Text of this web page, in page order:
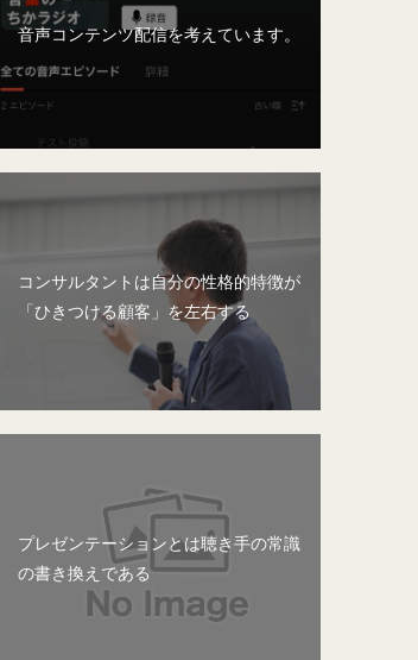
音声コンテンツ配信を考えています。
コンサルタントは自分の性格的特徴が
「ひきつける顧客」を左右する
プレゼンテーションとは聴き手の常識
の書き換えである